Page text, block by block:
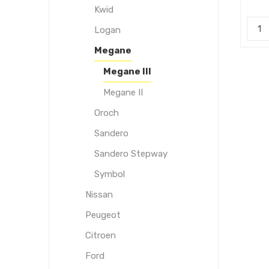
Kwid
Logan
Megane
Megane III
Megane II
Oroch
Sandero
Sandero Stepway
Symbol
Nissan
Peugeot
Citroen
Ford